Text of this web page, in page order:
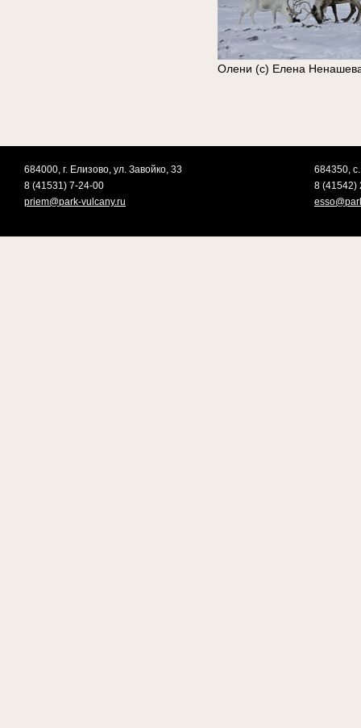
Олени (с) Елена
684000, г. Елизово, ул. Завойко, 33
8 (41531) 7-24-00
priem@park-vulcany.ru
684350,
8 (41542)